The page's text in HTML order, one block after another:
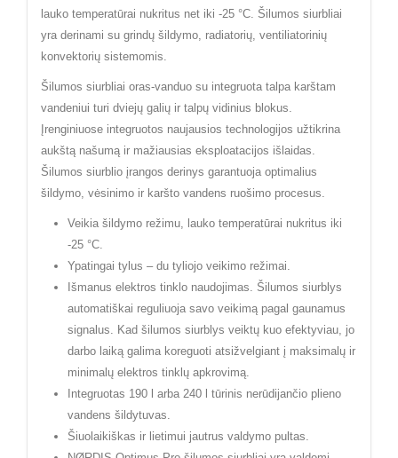
lauko temperatūrai nukritus net iki -25 °C. Šilumos siurbliai
yra derinami su grindų šildymo, radiatorių, ventiliatorinių
konvektorių sistemomis.
Šilumos siurbliai oras-vanduo su integruota talpa karštam
vandeniui turi dviejų galių ir talpų vidinius blokus.
Įrenginiuose integruotos naujausios technologijos užtikrina
aukštą našumą ir mažiausias eksploatacijos išlaidas.
Šilumos siurblio įrangos derinys garantuoja optimalius
šildymo, vėsinimo ir karšto vandens ruošimo procesus.
Veikia šildymo režimu, lauko temperatūrai nukritus iki
-25 °C.
Ypatingai tylus – du tyliojo veikimo režimai.
Išmanus elektros tinklo naudojimas. Šilumos siurblys
automatiškai reguliuoja savo veikimą pagal gaunamus
signalus. Kad šilumos siurblys veiktų kuo efektyviau, jo
darbo laiką galima koreguoti atsižvelgiant į maksimalų ir
minimalų elektros tinklų apkrovimą.
Integruotas 190 l arba 240 l tūrinis nerūdijančio plieno
vandens šildytuvas.
Šiuolaikiškas ir lietimui jautrus valdymo pultas.